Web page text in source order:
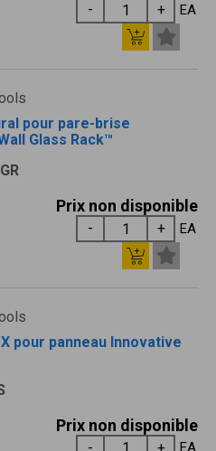
EA
pour pare-brise
Glass Rack™
Prix non disponible
EA
pour panneau Innovative
Prix non disponible
EA